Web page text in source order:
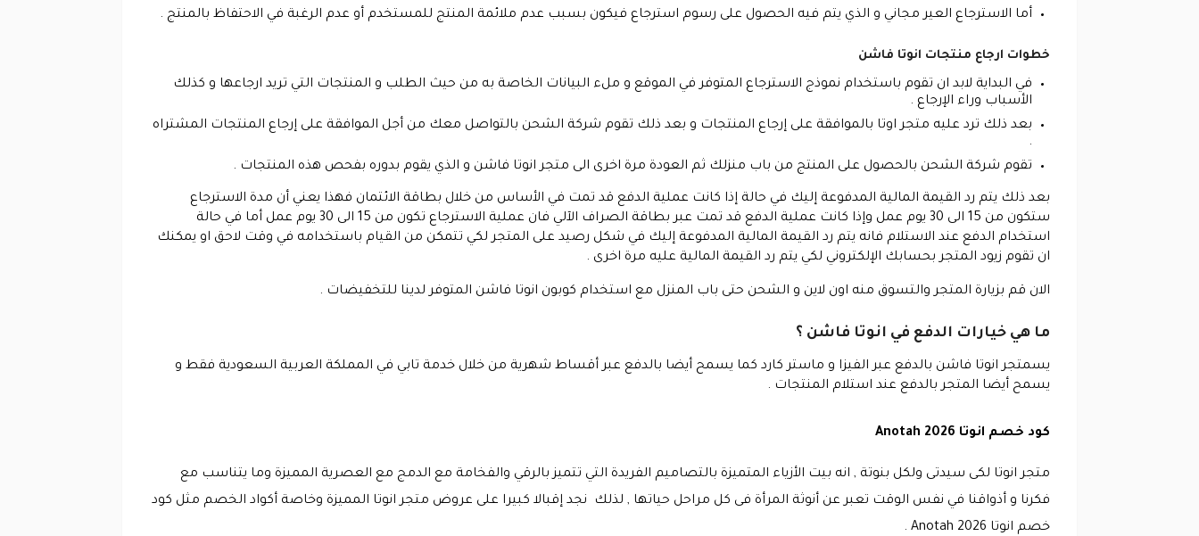
أما الاسترجاع العير مجاني و الذي يتم فيه الحصول على رسوم استرجاع فيكون بسبب عدم ملائمة المنتج للمستخدم أو عدم الرغبة في الاحتفاظ بالمنتج .
خطوات ارجاع منتجات انوتا فاشن
في البداية لابد ان تقوم باستخدام نموذج الاسترجاع المتوفر في الموقع و ملء البيانات الخاصة به من حيث الطلب و المنتجات التي تريد ارجاعها و كذلك
الأسباب وراء الإرجاع .
بعد ذلك ترد عليه متجر اوتا بالموافقة على إرجاع المنتجات و بعد ذلك تقوم شركة الشحن بالتواصل معك من أجل الموافقة على إرجاع المنتجات المشتراه
.
تقوم شركة الشحن بالحصول على المنتج من باب منزلك ثم العودة مرة اخرى الى متجر انوتا فاشن و الذي يقوم بدوره بفحص هذه المنتجات .
بعد ذلك يتم رد القيمة المالية المدفوعة إليك في حالة إذا كانت عملية الدفع قد تمت في الأساس من خلال بطاقة الائتمان فهذا يعني أن مدة الاسترجاع
ستكون من 15 الى 30 يوم عمل وإذا كانت عملية الدفع قد تمت عبر بطاقة الصراف الآلي فان عملية الاسترجاع تكون من 15 الى 30 يوم عمل أما في حالة
استخدام الدفع عند الاستلام فانه يتم رد القيمة المالية المدفوعة إليك في شكل رصيد على المتجر لكي تتمكن من القيام باستخدامه في وقت لاحق او يمكنك
ان تقوم زيود المتجر بحسابك الإلكتروني لكي يتم رد القيمة المالية عليه مرة اخرى .
الان قم بزيارة المتجر والتسوق منه اون لاين و الشحن حتى باب المنزل مع استخدام كوبون انوتا فاشن المتوفر لدينا للتخفيضات .
ما هي خيارات الدفع في انوتا فاشن ؟
يسمتجر انوتا فاشن بالدفع عبر الفيزا و ماستر كارد كما يسمح أيضا بالدفع عبر أقساط شهرية من خلال خدمة تابي في المملكة العربية السعودية فقط و
يسمح أيضا المتجر بالدفع عند استلام المنتجات .
كود خصم انوتا Anotah 2026
متجر انوتا لكى سيدتى ولكل بنوتة , انه بيت الأزياء المتميزة بالتصاميم الفريدة التي تتميز بالرقي والفخامة مع الدمج مع العصرية المميزة وما يتناسب مع
فكرنا و أذواقنا في نفس الوقت تعبر عن أنوثة المرأة فى كل مراحل حياتها , لذلك نجد إقبالا كبيرا على عروض متجر انوتا المميزة وخاصة أكواد الخصم مثل كود
خصم انوتا Anotah 2026 .